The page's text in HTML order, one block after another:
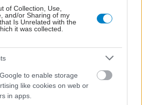
of Collection, Use,
and/or Sharing of my
Is Unrelated with the
it was collected.
to enable storage
like cookies on web or
in apps.
γνωρίζετε